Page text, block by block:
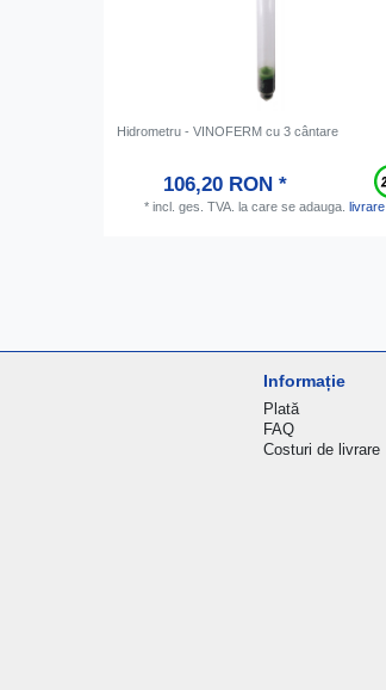
Hidrometru - VINOFERM cu 3 cântare
106,20 RON *
* incl. ges. TVA. la care se adauga. livrare
Informație
Plată
FAQ
Costuri de livrare